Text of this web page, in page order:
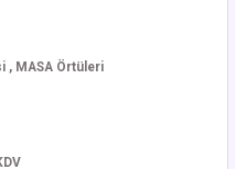
, MASA Örtüleri